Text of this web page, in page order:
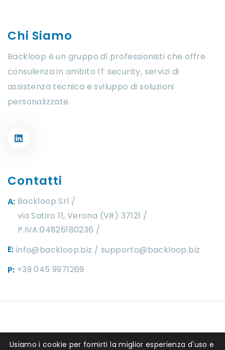
Chi Siamo
Backloop è un gruppo di professionisti che offre
consulenza in ambito IT security, servizi di
assistenza tecnica e sviluppo di soluzioni
personalizzate.
Contatti
P: +39 045 9971269
E: info@backloop.biz supporto@backloop.biz
A: Backloop Srl
via Satiro 11, Verona (VR) 37121 /
P.IVA:04826180236
Copyright ©2025 by Backloop srl . P.IVA
Usiamo i cookie per fornirti la miglior esperienza d'uso e